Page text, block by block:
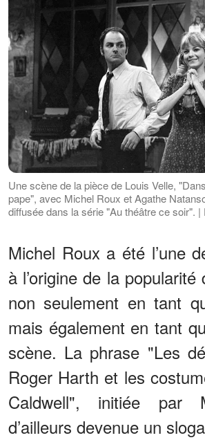
Une scène de la pièce de Louis Velle,
pape", avec Michel Roux et Agathe
diffusée dans la série "Au théâtre ce soir".
Michel Roux a été l’une
à l’origine de la popularité
non seulement en tant
mais également en tant
scène. La phrase "Les
Roger Harth et les
Caldwell", initiée par
d’ailleurs devenue un